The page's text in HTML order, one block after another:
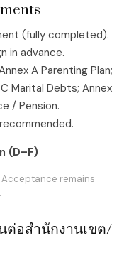
(fully completed).
in advance.
A Parenting Plan;
Marital Debts; Annex
/ Pension.
(D–F)
remains
ต่อสำนักงานเขต/